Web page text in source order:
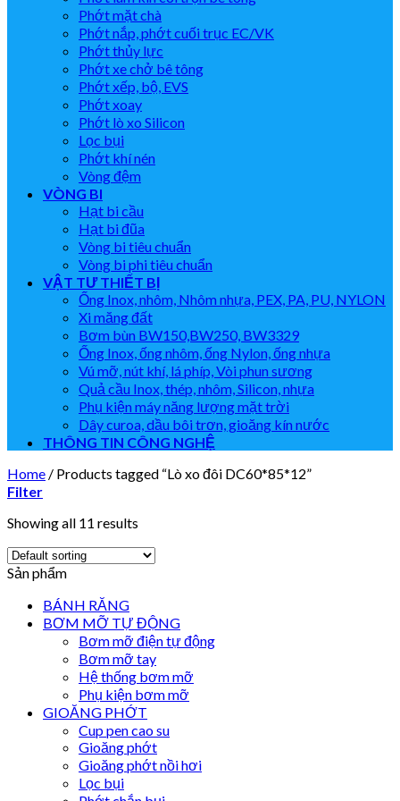
Phớt mặt chà
Phớt nắp, phớt cuối trục EC/VK
Phớt thủy lực
Phớt xe chở bê tông
Phớt xếp, bộ, EVS
Phớt xoay
Phớt lò xo Silicon
Lọc bụi
Phớt khí nén
Vòng đệm
VÒNG BI
Hạt bi cầu
Hạt bi đũa
Vòng bi tiêu chuẩn
Vòng bi phi tiêu chuẩn
VẬT TƯ THIẾT BỊ
Ống Inox, nhôm, Nhôm nhựa, PEX, PA, PU, NYLON
Xi măng đất
Bơm bùn BW150,BW250, BW3329
Ống Inox, ống nhôm, ống Nylon, ống nhựa
Vú mỡ, nút khí, lá phíp, Vòi phun sương
Quả cầu Inox, thép, nhôm, Silicon, nhựa
Phụ kiện máy năng lượng mặt trời
Dây curoa, dầu bôi trơn, gioăng kín nước
THÔNG TIN CÔNG NGHỆ
Home / Products tagged “Lò xo đôi DC60*85*12”
Filter
Showing all 11 results
Sản phẩm
BÁNH RĂNG
BƠM MỠ TỰ ĐỘNG
Bơm mỡ điện tự động
Bơm mỡ tay
Hệ thống bơm mỡ
Phụ kiện bơm mỡ
GIOĂNG PHỚT
Cup pen cao su
Gioăng phớt
Gioăng phớt nồi hơi
Lọc bụi